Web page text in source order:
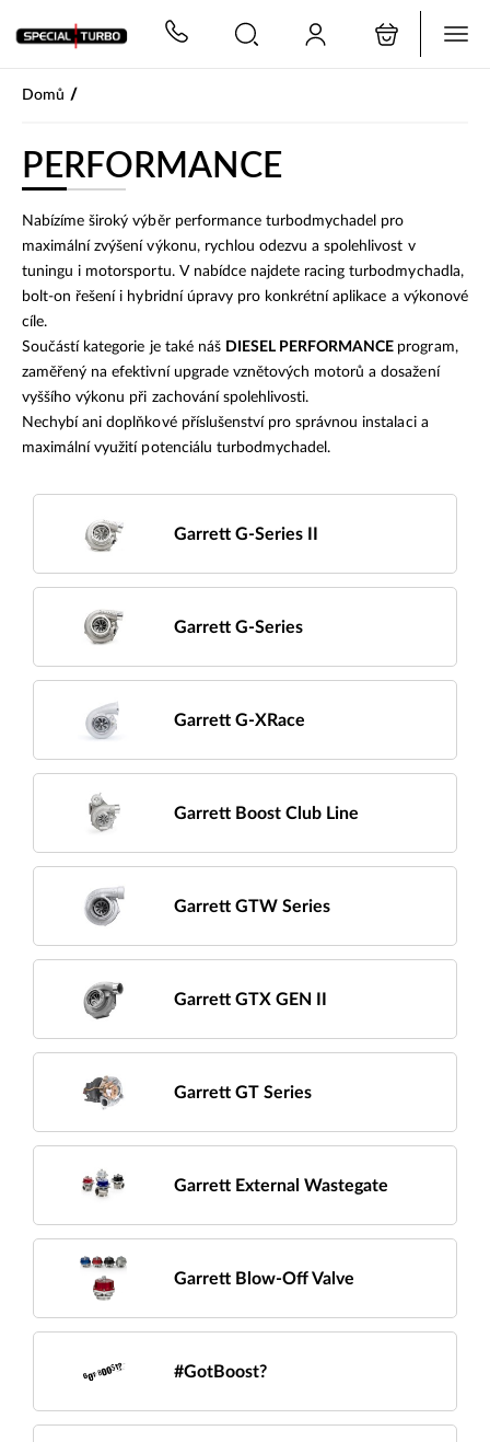
Domů /
PERFORMANCE
Nabízíme široký výběr performance turbodmychadel pro
maximální zvýšení výkonu, rychlou odezvu a spolehlivost v
tuningu i motorsportu. V nabídce najdete racing turbodmychadla,
bolt-on řešení i hybridní úpravy pro konkrétní aplikace a výkonové
cíle.
Součástí kategorie je také náš DIESEL PERFORMANCE program,
zaměřený na efektivní upgrade vznětových motorů a dosažení
vyššího výkonu při zachování spolehlivosti.
Nechybí ani doplňkové příslušenství pro správnou instalaci a
maximální využití potenciálu turbodmychadel.
Garrett G-Series II
Garrett G-Series
Garrett G-XRace
Garrett Boost Club Line
Garrett GTW Series
Garrett GTX GEN II
Garrett GT Series
Garrett External Wastegate
Garrett Blow-Off Valve
#GotBoost?